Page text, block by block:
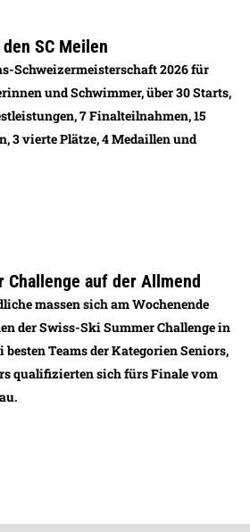
SC Meilen
Schweizermeisterschaft 2026 für
und Schwimmer, über 30 Starts,
7 Finalteilnahmen, 15
3 vierte Plätze, 4 Medaillen und
Challenge auf der Allmend
massen sich am Wochenende
der Swiss-Ski Summer Challenge in
Teams der Kategorien Seniors,
qualifizierten sich fürs Finale vom